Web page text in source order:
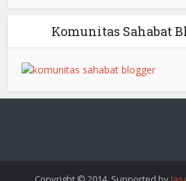
Komunitas Sahabat